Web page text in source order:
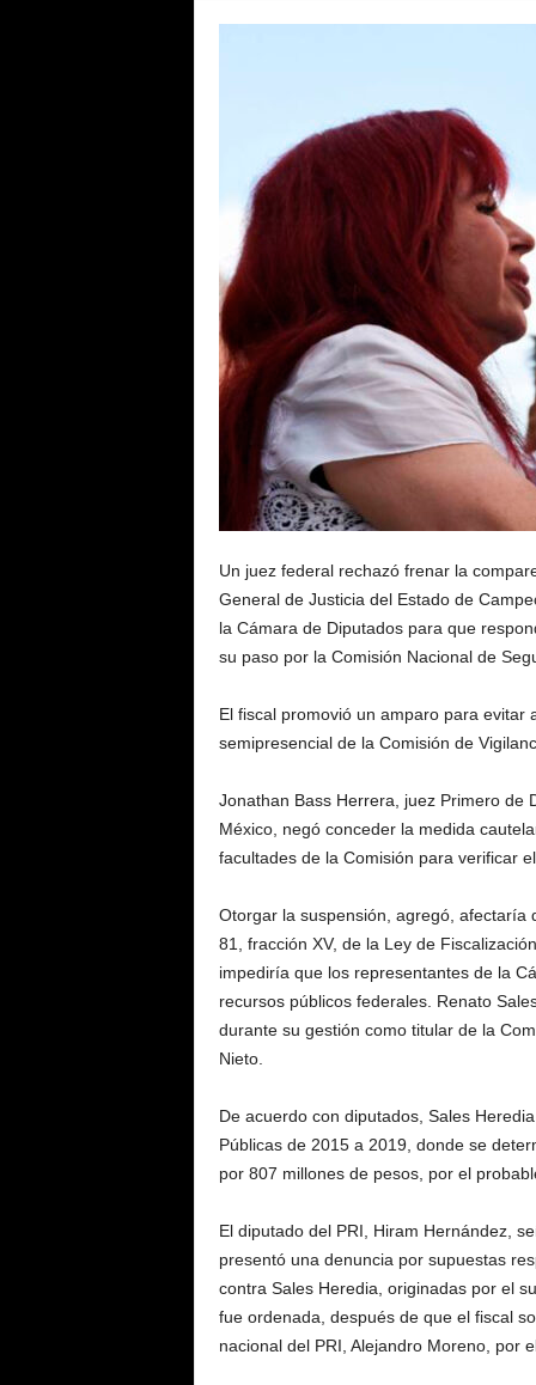
Un juez federal rechazó frenar la
General de Justicia del Estado de
la Cámara de Diputados para que
su paso por la Comisión Nacional de
El fiscal promovió un amparo para evitar
semipresencial de la Comisión de
Jonathan Bass Herrera, juez Primero de
México, negó conceder la medida
facultades de la Comisión para verificar
Otorgar la suspensión, agregó, afectaría
81, fracción XV, de la Ley de
impediría que los representantes de la
recursos públicos federales. Renato
durante su gestión como titular de la
Nieto.
De acuerdo con diputados, Sales
Públicas de 2015 a 2019, donde se
por 807 millones de pesos, por el
El diputado del PRI, Hiram Hernández,
presentó una denuncia por supuestas
contra Sales Heredia, originadas por el
fue ordenada, después de que el fiscal
nacional del PRI, Alejandro Moreno, por